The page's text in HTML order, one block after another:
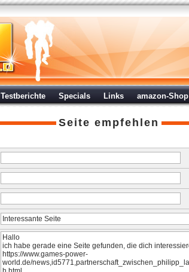
Testberichte Specials Links amazon-Shop
Seite empfehlen